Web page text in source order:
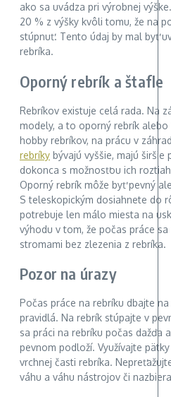
ako sa uvádza pri výrobnej
20 % z výšky kvôli tomu, že na
stúpnuť. Tento údaj by mal byť
rebríka.
Oporný rebrík a štafle
Rebríkov existuje celá rada. Na
modely, a to oporný rebrík
hobby rebríkov, na prácu v
rebríky bývajú vyššie, majú širšie
dokonca s možnosťou ich
Oporný rebrík môže byť pevný
S teleskopickým dosiahnete do
potrebuje len málo miesta na
výhodu v tom, že počas práce
stromami bez zlezenia z rebríka.
Pozor na úrazy
Počas práce na rebríku dbajte
pravidlá. Na rebrík stúpajte v
sa práci na rebríku počas dažďa
pevnom podloží. Využívajte
vrchnej časti rebríka.
váhu a váhu nástrojov či